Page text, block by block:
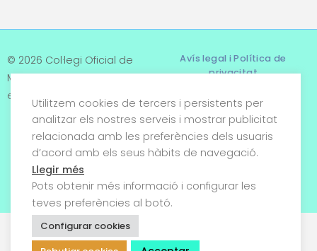
© 2026 Col·legi Oficial de
Metges de Tarragona. Tots
els drets reservats
Avís legal i Política de
privacitat
Termes i condicions
Política de cookies
Utilitzem cookies de tercers i persistents per
analitzar els nostres serveis i mostrar publicitat
relacionada amb les preferències dels usuaris
d’acord amb els seus hàbits de navegació.
Llegir més
Pots obtenir més informació i configurar les
teves preferències al botó.
Configurar cookies